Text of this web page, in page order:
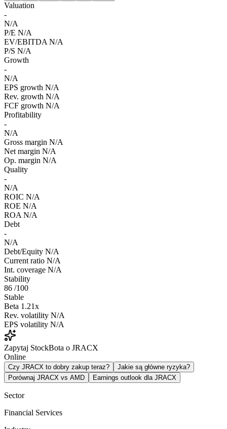
Valuation
-
N/A
P/E N/A
EV/EBITDA N/A
P/S N/A
Growth
-
N/A
EPS growth N/A
Rev. growth N/A
FCF growth N/A
Profitability
-
N/A
Gross margin N/A
Net margin N/A
Op. margin N/A
Quality
-
N/A
ROIC N/A
ROE N/A
ROA N/A
Debt
-
N/A
Debt/Equity N/A
Current ratio N/A
Int. coverage N/A
Stability
86 /100
Stable
Beta 1.21x
Rev. volatility N/A
EPS volatility N/A
Zapytaj StockBota o JRACX
Online
Czy JRACX to dobry zakup teraz?
Jakie są główne ryzyka?
Porównaj JRACX vs AMD
Earnings outlook dla JRACX
Sector
Financial Services